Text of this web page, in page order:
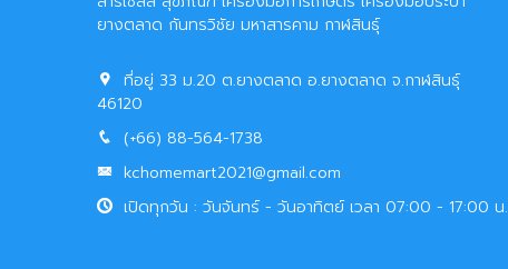
ยางตลาด กันทรวิชัย มหาสารคาม กาฬสินธุ์
ที่อยู่ 33 ม.20 ต.ยางตลาด อ.ยางตลาด จ.กาฬสินธุ์
46120
(+66) 88-564-1738
kchomemart2021@gmail.com
เปิดทุกวัน : วันจันทร์ - วันอาทิตย์ เวลา 07:00 - 17:00 น.